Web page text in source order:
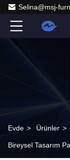
Selina@msj-
Evde > Ürünler >
Bireysel Tasarım